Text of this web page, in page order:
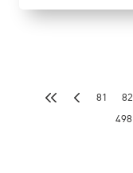
81 82